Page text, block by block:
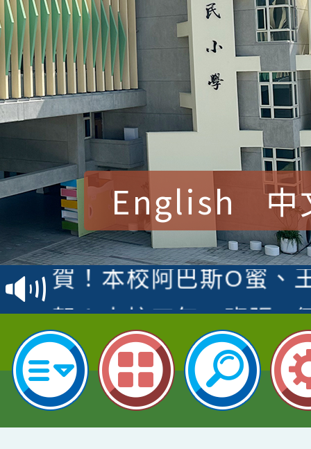
English 中
賀！本校參加桃園市中
賽 洪綺君教師榮獲社
名
賀！本校阿巴斯O蜜、
倩參加桃園市科展 國
名 指導老師王老師、
賀！本校四年二班張O
園市英語競賽國小朗讀
指導老師林老師
賀！本校參加桃園市中
賽 劉文瑛教師榮獲教
臺灣台語-第二名
賀！本校參與2026世
市賽榮獲科學小創客佳
賀！本校參加桃園市中